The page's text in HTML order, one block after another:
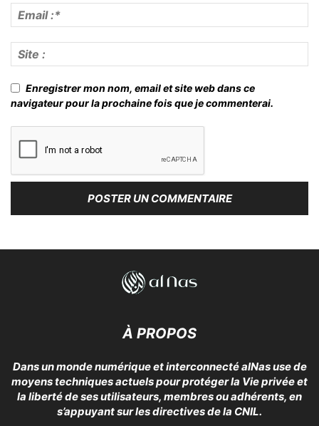
Enregistrer mon nom, email et site web dans ce
navigateur pour la prochaine fois que je commenterai.
À PROPOS
Dans un monde numérique et interconnecté alNas use de
moyens techniques actuels pour protéger la Vie privée et
la liberté de ses utilisateurs, membres ou adhérents, en
s’appuyant sur les directives de la CNIL.